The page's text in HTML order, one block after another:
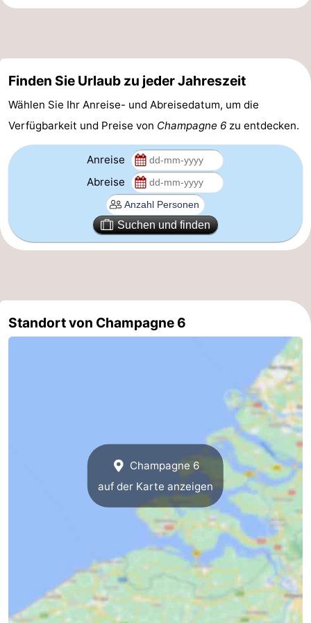
Golfplatze
-
Toorop
trinken
Ringstechen
Forum
Route
Brouwershaven
-
Finden Sie Urlaub zu jeder Jahreszeit
Wählen Sie Ihr Anreise- und Abreisedatum, um die
Verfügbarkeit und Preise von Champagne 6 zu entdecken.
Anreise
Abreise
Suchen und finden
Standort von Champagne 6
Champagne 6
auf der Karte anzeigen